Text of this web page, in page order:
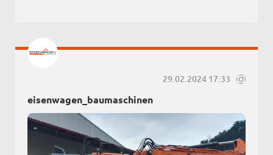
29.02.2024 17:33
eisenwagen_baumaschinen